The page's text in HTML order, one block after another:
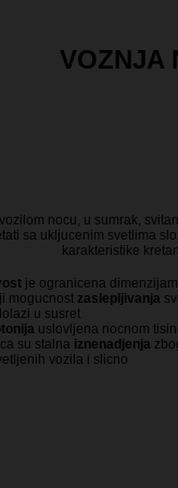
VOZNJA
nocu, u sumrak,
sa ukljucenim svetlima
karakteristike
je ogranicena
mogucnost zaslepljivanja
u susret
uslovljena nocnom
su stalna iznenadjenja
vozila i slicno